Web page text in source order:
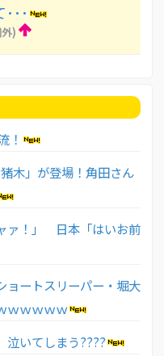
･･
)
！
木」が登場！角田さん
ァ！」 日本「はいお前
ョートスリーパー・堀大
ｗｗｗｗｗ
泣いてしまう????